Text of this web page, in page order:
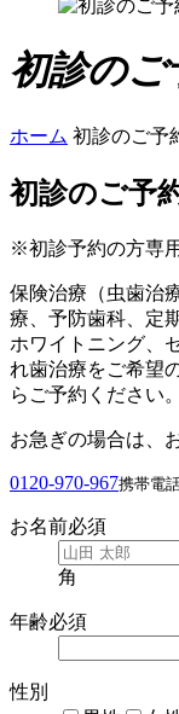
初診のご
ホーム 初診のご予
初診のご予
※初診予約の方専
保険治療（虫歯治
療、予防歯科、定
ホワイトニング、
れ歯治療をご希望
らご予約ください。
お急ぎの場合は、
0120-970-967携帯電
お名前必須
角
年齢必須
性別